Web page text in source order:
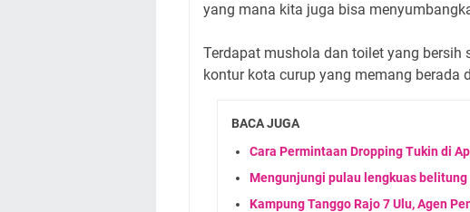
yang mana kita juga bisa
Terdapat mushola dan toilet yang bersih
kontur kota curup yang memang berada
BACA JUGA
Cara Permintaan Dropping Tukin di
Mengunjungi pulau lengkuas belitung
Kampung Tanggo Rajo 7 Ulu, Agen